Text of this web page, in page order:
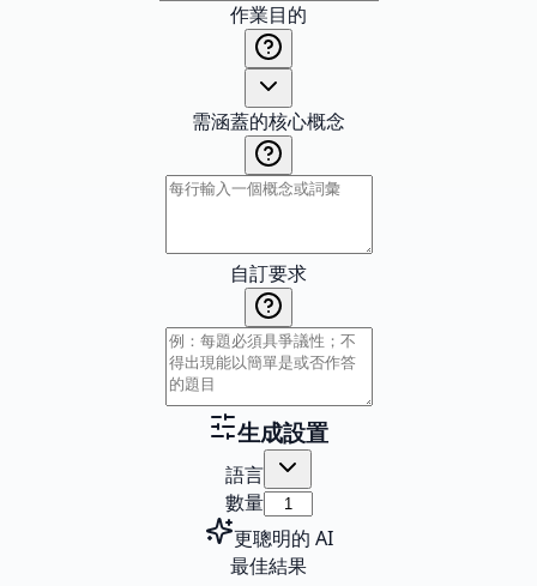
作業目的
需涵蓋的核心概念
自訂要求
生成設置
語言
數量
更聰明的 AI
最佳結果